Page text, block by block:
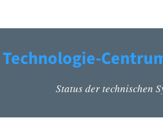
Technologie-
Status der technischen